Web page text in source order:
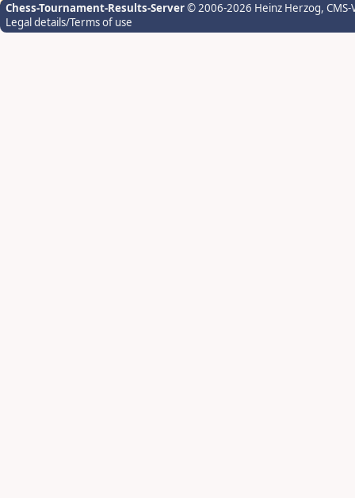
Chess-Tournament-Results-Server© 2006-2026 Heinz Herzog,
Legal details/Terms of use